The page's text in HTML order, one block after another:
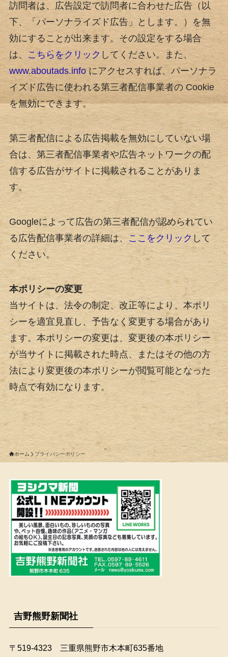
訪問者は、広告設定で訪問者に合わせた広告（以
下、「パーソナライズド広告」とします。）を無
効にすることが出来ます。その設定をする場合
は、 こちらをクリック してください。また、
www.aboutads.infoにアクセスすれば、パーソナラ
イズド広告に使われる第三者配信事業者の Cookie
を無効にできます。
第三者配信による広告掲載を無効にしていない場
合は、第三者配信事業者や広告ネットワークの配
信する広告がサイトに掲載されることがありま
す。
Googleによって広告の第三者配信が認められてい
る広告配信事業者の詳細は、 ここをクリック して
ください。
本ポリシーの変更
当サイトは、法令の制定、改正等により、本ポリ
シーを適宜見直し、予告なく変更する場合があり
ます。本ポリシーの変更は、変更後の本ポリシー
が当サイトに掲載された時点、またはその他の方
法により変更後の本ポリシーが閲覧可能となった
時点で有効になります。
ホーム プライバシーポリシー
吉野熊野新聞社
〒519-4323 三重県熊野市木本町635番地